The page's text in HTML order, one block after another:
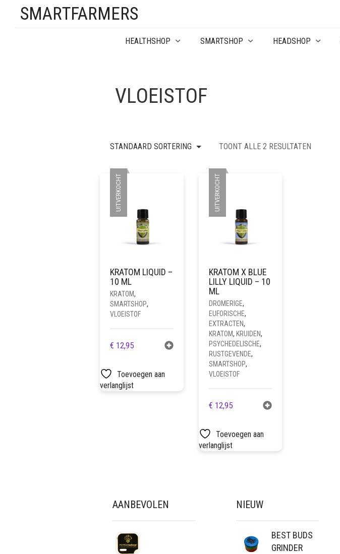
SMARTFARMERS
HEALTHSHOP SMARTSHOP HEADSHOP
VLOEISTOF
STANDAARD SORTERING TOONT ALLE 2 RESULTATEN
UITVERKOCHT
KRATOM LIQUID –
10 ML
KRATOM,
SMARTSHOP,
VLOEISTOF
€ 12,95
Toevoegen aan
verlanglijst
UITVERKOCHT
KRATOM X BLUE
LILLY LIQUID – 10
ML
DROMERIGE,
EUFORISCHE,
EXTRACTEN,
KRATOM, KRUIDEN,
PSYCHEDELISCHE,
RUSTGEVENDE,
SMARTSHOP,
VLOEISTOF
€ 12,95
Toevoegen aan
verlanglijst
AANBEVOLEN NIEUW
BEST BUDS
GRINDER